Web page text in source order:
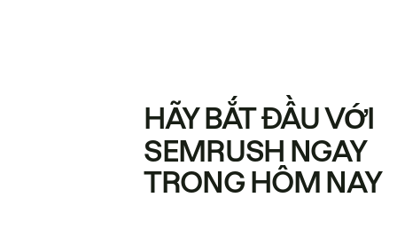
HÃY BẮT ĐẦU VỚI
SEMRUSH NGAY
TRONG HÔM NAY